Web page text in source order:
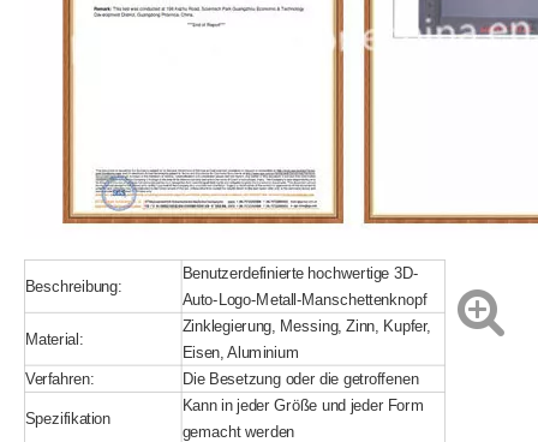
Beschreibung:
Benutzerdefinierte hochwertige 3D-
Auto-Logo-Metall-Manschettenknopf
Material:
Zinklegierung, Messing, Zinn, Kupfer,
Eisen, Aluminium
Verfahren:
Die Besetzung oder die getroffenen
Spezifikation
Kann in jeder Größe und jeder Form
gemacht werden